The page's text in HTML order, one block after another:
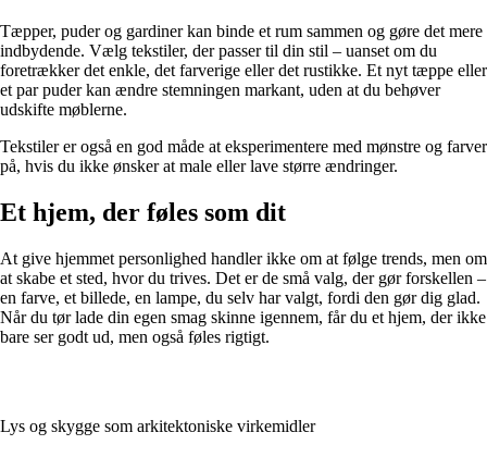
Tæpper, puder og gardiner kan binde et rum sammen og gøre det mere
indbydende. Vælg tekstiler, der passer til din stil – uanset om du
foretrækker det enkle, det farverige eller det rustikke. Et nyt tæppe eller
et par puder kan ændre stemningen markant, uden at du behøver
udskifte møblerne.
Tekstiler er også en god måde at eksperimentere med mønstre og farver
på, hvis du ikke ønsker at male eller lave større ændringer.
Et hjem, der føles som dit
At give hjemmet personlighed handler ikke om at følge trends, men om
at skabe et sted, hvor du trives. Det er de små valg, der gør forskellen –
en farve, et billede, en lampe, du selv har valgt, fordi den gør dig glad.
Når du tør lade din egen smag skinne igennem, får du et hjem, der ikke
bare ser godt ud, men også føles rigtigt.
Lys og skygge som arkitektoniske virkemidler